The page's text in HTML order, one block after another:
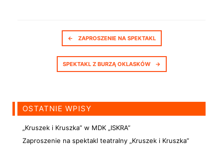
Nawigacja postów
← ZAPROSZENIE NA SPEKTAKL
SPEKTAKL Z BURZĄ OKLASKÓW →
OSTATNIE WPISY
„Kruszek i Kruszka” w MDK „ISKRA”
Zaproszenie na spektakl teatralny „Kruszek i Kruszka”